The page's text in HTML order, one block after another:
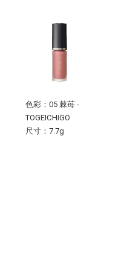
色彩：05 棘苺 -
TOGEICHIGO
尺寸：7.7g